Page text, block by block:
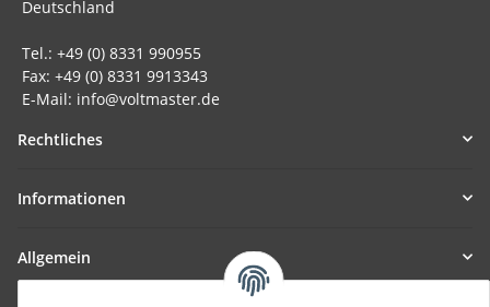
Deutschland
Tel.: +49 (0) 8331 990955
Fax: +49 (0) 8331 9913343
E-Mail: info@voltmaster.de
Rechtliches
Informationen
Allgemein